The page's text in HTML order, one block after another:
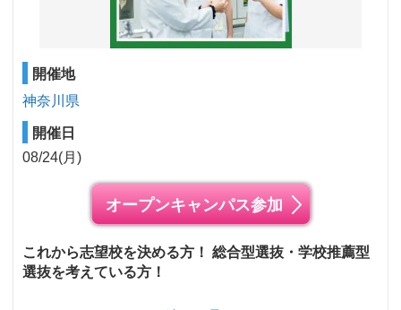
開催地
神奈川県
開催日
08/24(月)
オープンキャンパス参加
これから志望校を決める方！ 総合型選抜・学校推薦型
選抜を考えている方！